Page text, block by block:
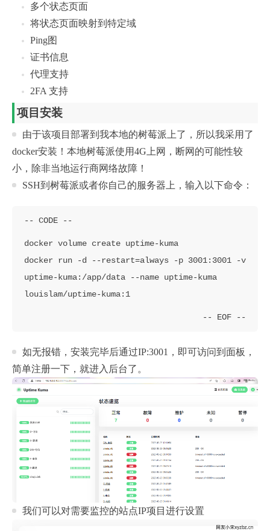
多个状态页面
将状态页面映射到特定域
Ping图
证书信息
代理支持
2FA 支持
项目安装
由于该项目部署到我本地的树莓派上了，所以我采用了
docker安装！本地树莓派使用4G上网，断网的可能性较
小，除非当地运行商网络故障！
SSH到树莓派或者你自己的服务器上，输入以下命令：
docker volume create uptime-kuma
docker run -d --restart=always -p 3001:3001 -v
uptime-kuma:/app/data --name uptime-kuma
如无报错，安装完毕后通过IP:3001，即可访问到面板，
简单注册一下，就进入后台了。
我们可以对需要监控的站点IP项目进行设置